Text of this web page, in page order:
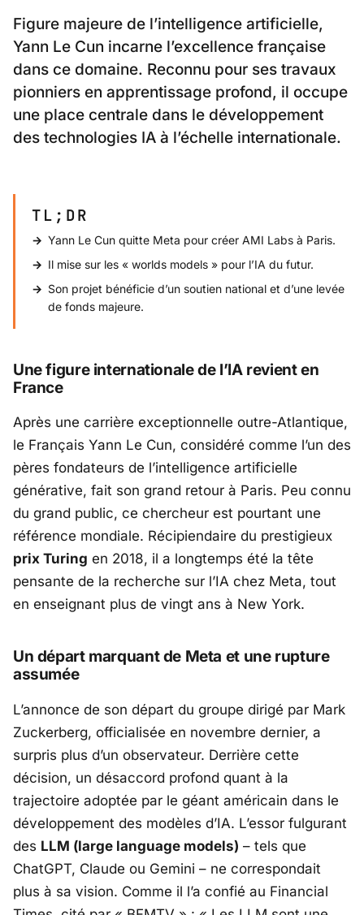
Figure majeure de l’intelligence artificielle,
Yann Le Cun incarne l’excellence française
dans ce domaine. Reconnu pour ses travaux
pionniers en apprentissage profond, il occupe
une place centrale dans le développement
des technologies IA à l’échelle internationale.
TL;DR
Yann Le Cun quitte Meta pour créer AMI Labs à Paris.
Il mise sur les « worlds models » pour l’IA du futur.
Son projet bénéficie d’un soutien national et d’une levée
de fonds majeure.
Une figure internationale de l’IA revient en
France
Après une carrière exceptionnelle outre-Atlantique,
le Français Yann Le Cun, considéré comme l’un des
pères fondateurs de l’intelligence artificielle
générative, fait son grand retour à Paris. Peu connu
du grand public, ce chercheur est pourtant une
référence mondiale. Récipiendaire du prestigieux
prix Turing en 2018, il a longtemps été la tête
pensante de la recherche sur l’IA chez Meta, tout
en enseignant plus de vingt ans à New York.
Un départ marquant de Meta et une rupture
assumée
L’annonce de son départ du groupe dirigé par Mark
Zuckerberg, officialisée en novembre dernier, a
surpris plus d’un observateur. Derrière cette
décision, un désaccord profond quant à la
trajectoire adoptée par le géant américain dans le
développement des modèles d’IA. L’essor fulgurant
des LLM (large language models) – tels que
ChatGPT, Claude ou Gemini – ne correspondait
plus à sa vision. Comme il l’a confié au Financial